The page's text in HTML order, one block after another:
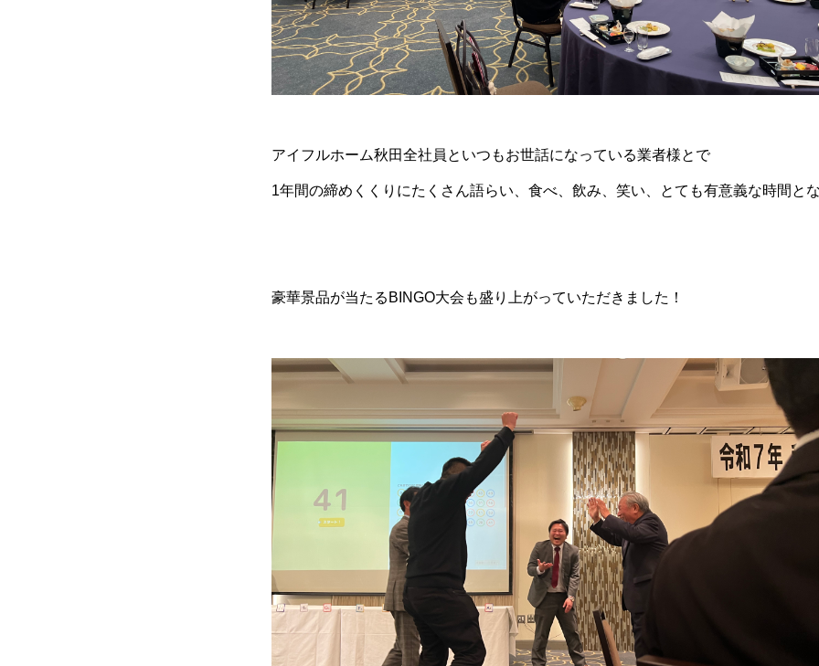
アイフルホーム秋田全社員といつもお世話になっている業者様とで
1年間の締めくくりにたくさん語らい、食べ、飲み、笑い、とても有意義な時間と
豪華景品が当たるBINGO大会も盛り上がっていただきました！